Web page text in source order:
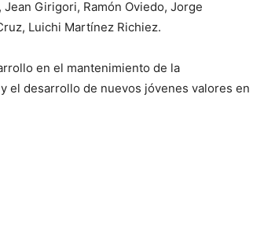
Girigori, Ramón Oviedo, Jorge
Luichi Martínez Richiez.
en el mantenimiento de la
el desarrollo de nuevos jóvenes valores en